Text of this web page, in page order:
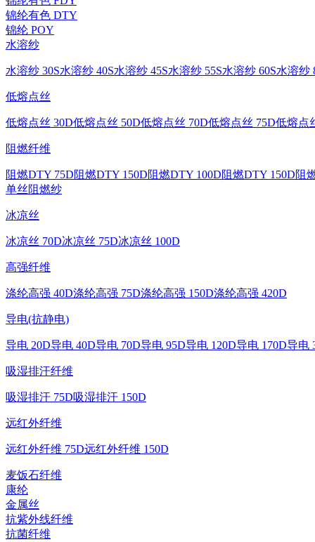
锦纶有色 DTY
锦纶 POY
水溶纱
水溶纱 30S水溶纱 40S水溶纱 45S水溶纱 55S水溶纱 60S水溶纱
低熔点丝
低熔点丝 30D低熔点丝 50D低熔点丝 70D低熔点丝 75D低熔点
阻燃纤维
阻燃DTY 75D阻燃DTY 150D阻燃DTY 100D阻燃DTY 150D阻
单丝阻燃纱
冰凉丝
冰凉丝 70D冰凉丝 75D冰凉丝 100D
高强纤维
涤纶高强 40D涤纶高强 75D涤纶高强 150D涤纶高强 420D
导电(抗静电)
导电 20D导电 40D导电 70D导电 95D导电 120D导电 170D导电
吸湿排汗纤维
吸湿排汗 75D吸湿排汗 150D
远红外纤维
远红外纤维 75D远红外纤维 150D
麦饭石纤维
康纶
金属丝
抗紫外线纤维
抗菌纤维